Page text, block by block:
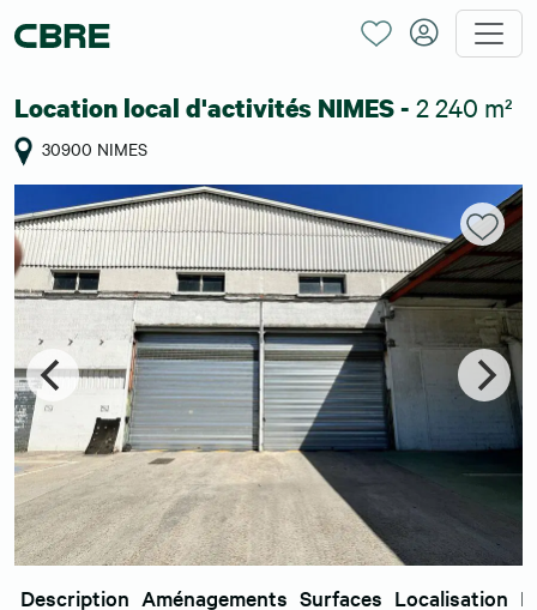
Location local d'activités NIMES - 2 240 m²
30900 NIMES
Description Aménagements Surfaces Localisation